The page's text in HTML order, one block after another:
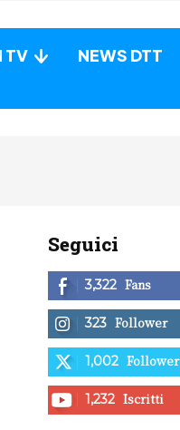
TV NEWS DTT
Seguici
3,322 Fans
323 Follower
1,002 Follower
1,232 Iscritti